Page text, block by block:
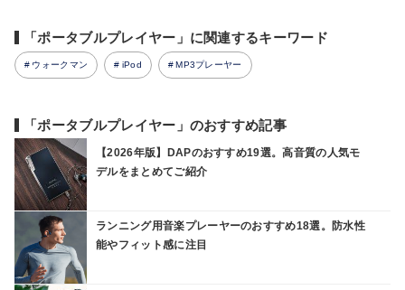
「ポータブルプレイヤー」に関連するキーワード
ウォークマン iPod MP3プレーヤー
「ポータブルプレイヤー」のおすすめ記事
【2026年版】DAPのおすすめ19選。高音質の人気モ
デルをまとめてご紹介
ランニング用音楽プレーヤーのおすすめ18選。防水性
能やフィット感に注目